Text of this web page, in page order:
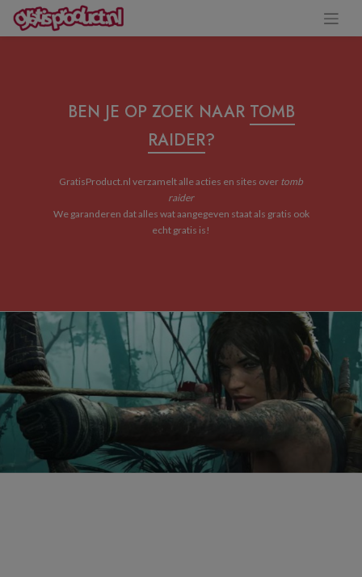
BEN JE OP ZOEK NAAR TOMB
RAIDER?
GratisProduct.nl verzamelt alle acties en sites over tomb
raider
We garanderen dat alles wat aangegeven staat als gratis ook
echt gratis is!